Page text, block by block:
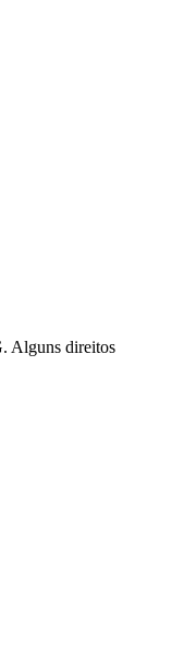
Alguns direitos